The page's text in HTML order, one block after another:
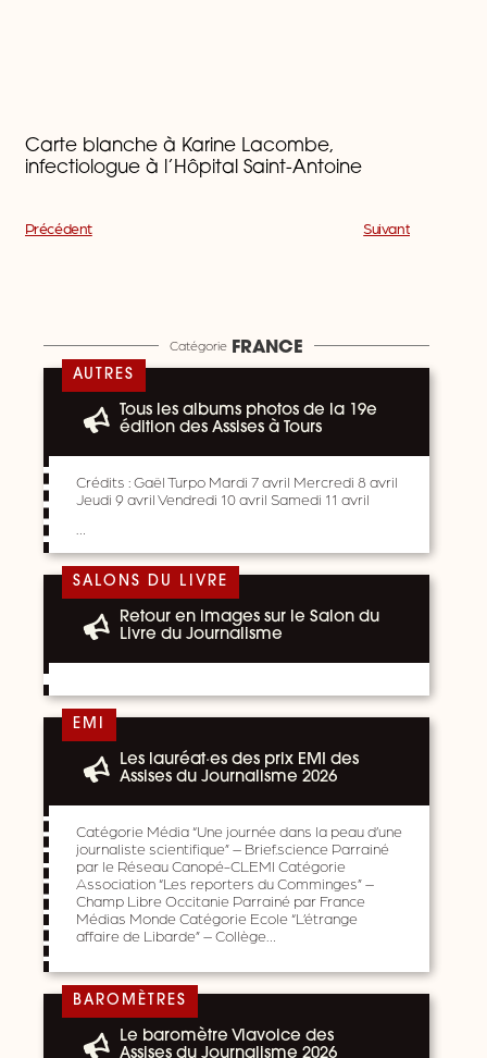
Carte blanche à Karine Lacombe,
infectiologue à l’Hôpital Saint-Antoine
Précédent Suivant
Catégorie FRANCE
AUTRES
Tous les albums photos de la 19e
édition des Assises à Tours
Crédits : Gaël Turpo Mardi 7 avril Mercredi 8 avril
Jeudi 9 avril Vendredi 10 avril Samedi 11 avril
SALONS DU LIVRE
Retour en images sur le Salon du
Livre du Journalisme
EMI
Les lauréat·es des prix EMI des
Assises du Journalisme 2026
Catégorie Média “Une journée dans la peau d’une
journaliste scientifique” – Brief.science Parrainé
par le Réseau Canopé-CLEMI Catégorie
Association “Les reporters du Comminges” –
Champ Libre Occitanie Parrainé par France
Médias Monde Catégorie Ecole “L’étrange
affaire de Libarde” – Collège…
BAROMÈTRES
Le baromètre Viavoice des
Assises du Journalisme 2026